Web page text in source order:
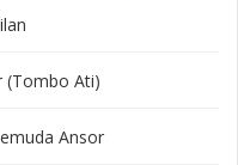
(Tombo Ati)
Ansor